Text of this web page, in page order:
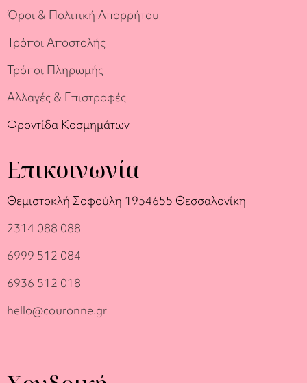
Όροι & Πολιτική Απορρήτου
Τρόποι Αποστολής
Τρόποι Πληρωμής
Αλλαγές & Επιστροφές
Φροντίδα Κοσμημάτων
Επικοινωνία
Θεμιστοκλή Σοφούλη 1954655 Θεσσαλονίκη
2314 088 088
6999 512 084
6936 512 018
hello@couronne.gr